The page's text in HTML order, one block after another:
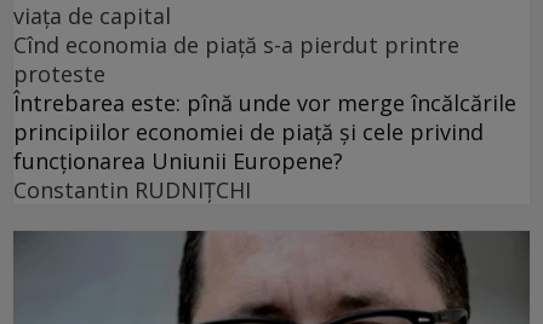
viața de capital
Cînd economia de piață s-a pierdut printre
proteste
Întrebarea este: pînă unde vor merge încălcările
principiilor economiei de piață și cele privind
funcționarea Uniunii Europene?
Constantin RUDNIŢCHI